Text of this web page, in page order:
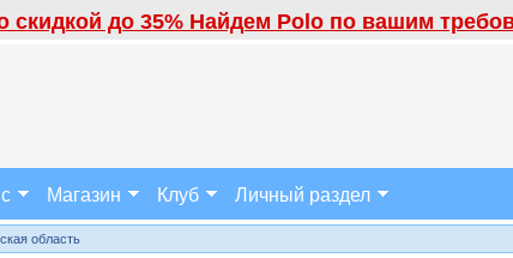
до 35% Найдем Polo по вашим
Магазин Клуб Личный раздел
область